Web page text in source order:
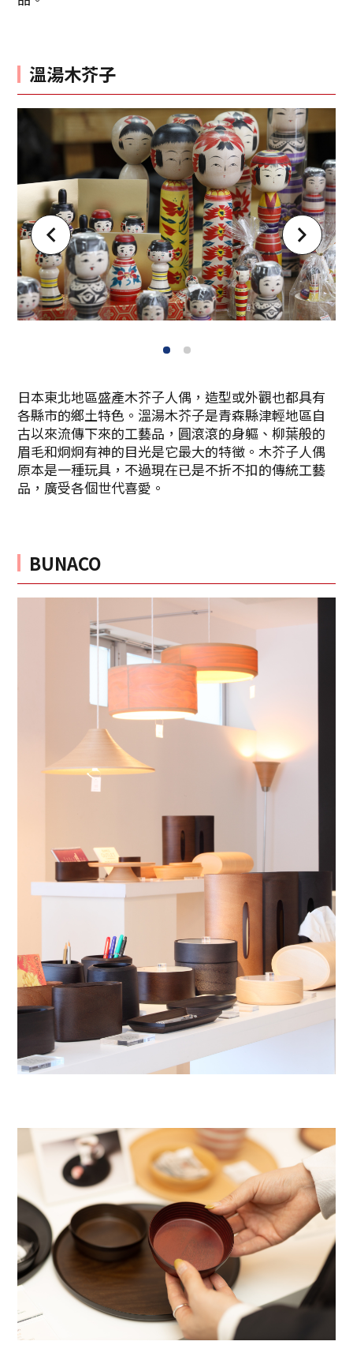
溫湯木芥子
1 2
日本東北地區盛產木芥子人偶，造型或外觀也都具有
各縣市的鄉土特色。溫湯木芥子是青森縣津輕地區自
古以來流傳下來的工藝品，圓滾滾的身軀、柳葉般的
眉毛和炯炯有神的目光是它最大的特徵。木芥子人偶
原本是一種玩具，不過現在已是不折不扣的傳統工藝
品，廣受各個世代喜愛。
BUNACO